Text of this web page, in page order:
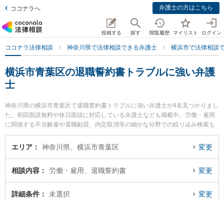
ココナラへ 弁護士の方はこちら
投稿する 探す 閲覧履歴 マイリスト ログイン
ココナラ法律相談 神奈川県で法律相談できる弁護士 横浜市で法律相談
横浜市青葉区の退職誓約書トラブルに強い弁護
士
神奈川県の横浜市青葉区で退職誓約書トラブルに強い弁護士が4名見つかりまし
た。初回面談無料や休日面談に対応している弁護士なども掲載中。労働・雇用
に関係する不当解雇や退職勧奨、内定取消等の細かな分野での絞り込み検索も
でき便利です。特にアスールたまプラ法律事務所の猪野 匡史弁護士や青葉台法
律事務所の佐々木 博征弁護士、青葉あけぼの法律事務所の小林 理英弁護士のプ
談したい』『退職誓約書トラブルのトラブル解決の実績豊富な近くの弁護士を
検索したい』『初回相談無料で退職誓約書トラブルを法律相談できる横浜市青
葉区内の弁護士に相談予約したい』などでお困りの相談者さんにおすすめで
エリア 神奈川県、横浜市青葉区 変更
相談内容 労働・雇用、退職誓約書 変更
詳細条件 未選択 変更